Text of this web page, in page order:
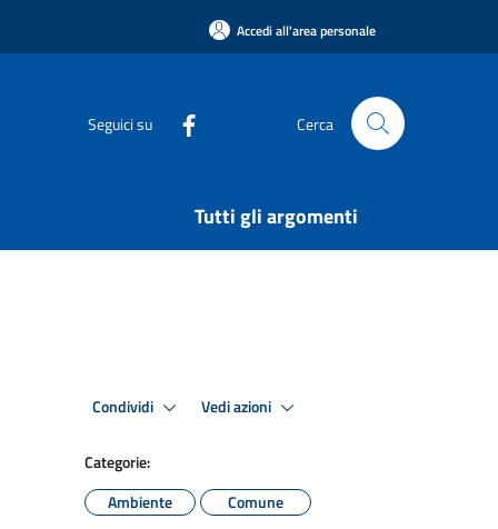
Accedi all'area personale
Seguici su Cerca
Tutti gli argomenti
Condividi Vedi azioni
Categorie:
Ambiente
Comune